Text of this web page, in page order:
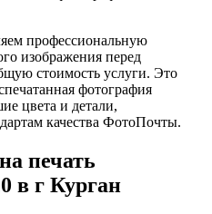
профессиональную
изображения перед
стоимость услуги. Это
фотография
цвета и детали,
качества ФотоПочты.
печать
в г Курган